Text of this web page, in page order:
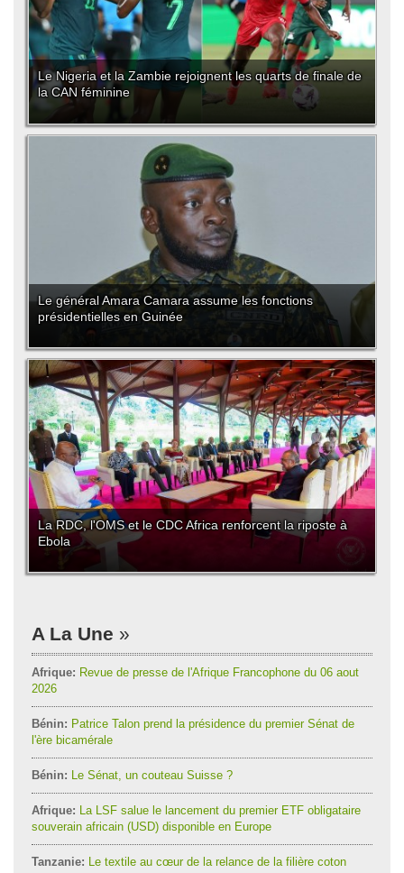
Le Nigeria et la Zambie rejoignent les quarts de finale de
la CAN féminine
Le général Amara Camara assume les fonctions
présidentielles en Guinée
La RDC, l'OMS et le CDC Africa renforcent la riposte à
Ebola
A La Une
Afrique: Revue de presse de l'Afrique Francophone du 06 aout
2026
Bénin: Patrice Talon prend la présidence du premier Sénat de
l'ère bicamérale
Bénin: Le Sénat, un couteau Suisse ?
Afrique: La LSF salue le lancement du premier ETF obligataire
souverain africain (USD) disponible en Europe
Tanzanie: Le textile au cœur de la relance de la filière coton